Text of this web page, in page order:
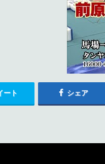
ート シェア